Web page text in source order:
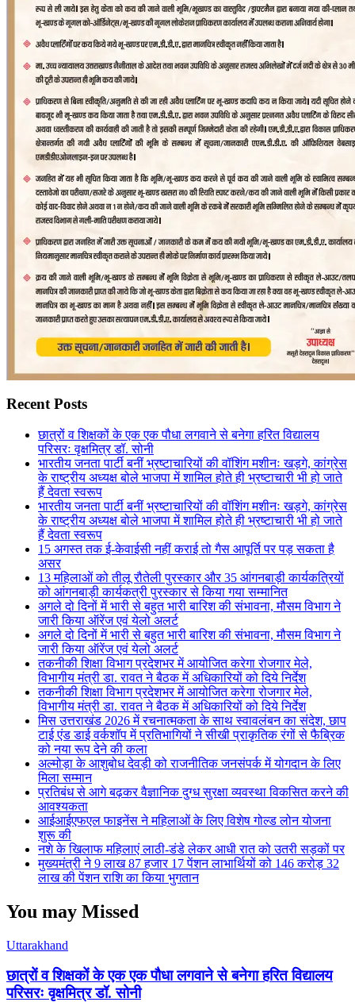
Recent Posts
छात्रों व शिक्षकों के एक एक पौधा लगवाने से बनेगा हरित विद्यालय
परिसरः वृक्षमित्र डॉ. सोनी
भारतीय जनता पार्टी बनीं भ्रष्टाचारियों की वॉशिंग मशीनः खड़गे, कांग्रेस
के राष्ट्रीय अध्यक्ष बोले भाजपा में शामिल होते ही भ्रष्टाचारी भी हो जाते
हैं देवता स्वरूप
भारतीय जनता पार्टी बनीं भ्रष्टाचारियों की वॉशिंग मशीनः खड़गे, कांग्रेस
के राष्ट्रीय अध्यक्ष बोले भाजपा में शामिल होते ही भ्रष्टाचारी भी हो जाते
हैं देवता स्वरूप
15 अगस्त तक ई-केवाईसी नहीं कराई तो गैस आपूर्ति पर पड़ सकता है
असर
13 महिलाओं को तीलू रौतेली पुरस्कार और 35 आंगनबाड़ी कार्यकत्रियों
को आंगनबाड़ी कार्यकत्री पुरस्कार से किया गया सम्मानित
अगले दो दिनों में भारी से बहुत भारी बारिश की संभावना, मौसम विभाग ने
जारी किया ऑरेंज एवं येलो अलर्ट
अगले दो दिनों में भारी से बहुत भारी बारिश की संभावना, मौसम विभाग ने
जारी किया ऑरेंज एवं येलो अलर्ट
तकनीकी शिक्षा विभाग प्रदेशभर में आयोजित करेगा रोजगार मेले,
विभागीय मंत्री डा. रावत ने बैठक में अधिकारियों को दिये निर्देश
तकनीकी शिक्षा विभाग प्रदेशभर में आयोजित करेगा रोजगार मेले,
विभागीय मंत्री डा. रावत ने बैठक में अधिकारियों को दिये निर्देश
मिस उत्तराखंड 2026 में रचनात्मकता के साथ स्वावलंबन का संदेश, छाप
टाई एंड डाई वर्कशॉप में प्रतिभागियों ने सीखी प्राकृतिक रंगों से फैब्रिक
को नया रूप देने की कला
अल्मोड़ा के आशुबोध देवड़ी को राजनीतिक जनसंपर्क में योगदान के लिए
मिला सम्मान
प्रतिबंध से आगे बढ़कर वैज्ञानिक दुग्ध सुरक्षा व्यवस्था विकसित करने की
आवश्यकता
आईआईएफएल फाइनेंस ने महिलाओं के लिए विशेष गोल्ड लोन योजना
शुरू की
नशे के खिलाफ महिलाएं लाठी-डंडे लेकर आधी रात को उतरी सड़कों पर
मुख्यमंत्री ने 9 लाख 87 हजार 17 पेंशन लाभार्थियों को 146 करोड़ 32
लाख की पेंशन राशि का किया भुगतान
You may Missed
Uttarakhand
छात्रों व शिक्षकों के एक एक पौधा लगवाने से बनेगा हरित विद्यालय
परिसरः वृक्षमित्र डॉ. सोनी